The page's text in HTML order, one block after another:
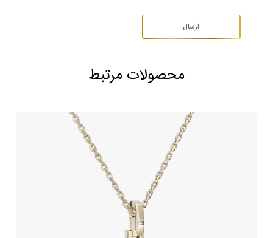
محصولات مرتبط
آویز طلا طرح لویی ویتون
236,440,000